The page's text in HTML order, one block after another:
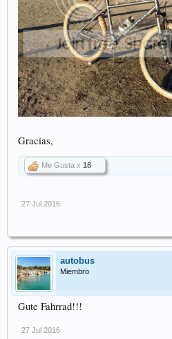
Gracias,
Me Gusta x 18
27 Jul 2016
autobus
Miembro
Gute Fahrrad!!!
27 Jul 2016